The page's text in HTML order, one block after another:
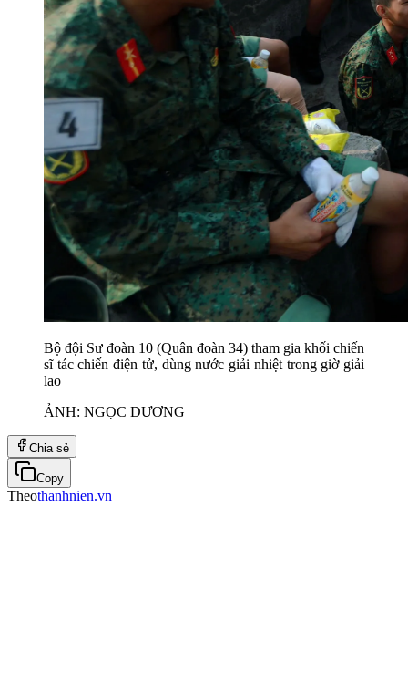
Bộ đội Sư đoàn 10 (Quân đoàn 34) tham gia khối chiến
sĩ tác chiến điện tử, dùng nước giải nhiệt trong giờ giải
lao
ẢNH: NGỌC DƯƠNG
Chia sẻ
Copy
Theothanhnien.vn